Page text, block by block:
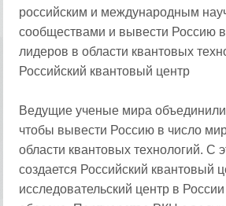
российским и международным
сообществами и вывести Россию
лидеров в области квантовых
Российский квантовый центр
Ведущие ученые мира объединили
чтобы вывести Россию в число
области квантовых технологий. С
создается Российский квантовый
исследовательский центр в